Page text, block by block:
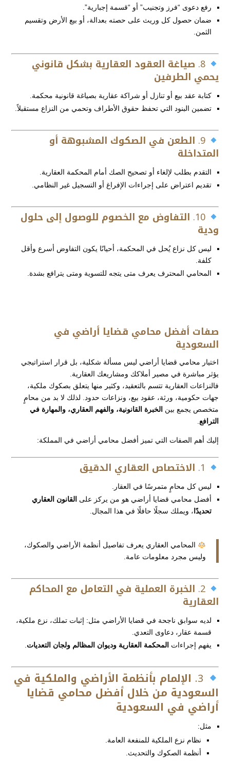
رفع دعوى “فرز وتجنيب” أو “قسمة إجبارية”.
ضمان حصول كل وريث على حصته بعدالة، أو بيع الأرض وتقسيم
الثمن.
8. صياغة العقود العقارية بشكل قانوني
يحمي الطرفين
كتابة عقد بيع أو تنازل أو شراكة عقارية بصياغة قانونية محكمة.
تضمين البنود التي تحفظ حقوق الأطراف وتحمي من النزاع مستقبلاً.
9. الطعن في الصكوك المشبوهة أو
المتداخلة
التقدم بطلب لإلغاء أو تصحيح الصك أمام المحكمة العقارية.
تقديم اعتراض على إجراءات الإفراغ أو التسجيل غير النظامي.
10. التفاوض مع الخصوم للوصول إلى حلول
ودية
ليس كل نزاع يُحل في المحكمة، أحيانًا يكون التفاوض أسرع وأقل
كلفة.
المحامي المحترف يعرف متى يتجه للتسوية ومتى يترافع بشدة.
صفات أفضل محامي قضايا أراضي في
السعودية
اختيار محامي قضايا أراضي ليس مسألة شكلية، بل قرار استراتيجي
يؤثر مباشرة في مصير أملاكك ومشاريعك العقارية.
فالنزاعات العقارية تتسم بالتعقيد، وكثير منها يتعلق بصكوك ملكية،
جهات حكومية، ورثة، عقود بيع، ونزاعات حدود. لذلك لا بد من محامٍ
متخصص يجمع بين الخبرة القانونية، والفهم العقاري، والمهارة في
الترافع.
إليك أهم الصفات التي تميز أفضل محامي أراضي في المملكة:
الاختصاص العقاري الدقيق
ليس كل محامٍ متمرسًا في العقار.
أفضل محامي قضايا أراضي هو من يركز على القانون العقاري
تحديدًا ، ويملك سجلًا حافلًا في هذا المجال.
المحامي العقاري يعرف تفاصيل أنظمة الأراضي والصكوك،
وليس مجرد معلومات عامة.
2. الخبرة العملية في التعامل مع المحاكم
العقارية
لديه سوابق ناجحة في قضايا الأراضي مثل: إثبات تملك، نزع ملكية،
قسمة عقار، دعاوى التعدي.
يفهم إجراءات المحكمة العقارية وديوان المظالم ولجان التعديات.
الإلمام بأنظمة الأراضي والملكية في
السعودية من خلال أفضل محامي قضايا
أراضي في السعودية
مثل:
نظام نزع الملكية للمنفعة العامة.
أنظمة الصكوك والتحديث.